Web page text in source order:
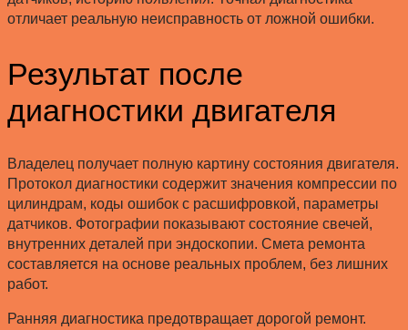
отличает реальную неисправность от ложной ошибки.
Результат после
диагностики двигателя
Владелец получает полную картину состояния двигателя.
Протокол диагностики содержит значения компрессии по
цилиндрам, коды ошибок с расшифровкой, параметры
датчиков. Фотографии показывают состояние свечей,
внутренних деталей при эндоскопии. Смета ремонта
составляется на основе реальных проблем, без лишних
работ.
Ранняя диагностика предотвращает дорогой ремонт.